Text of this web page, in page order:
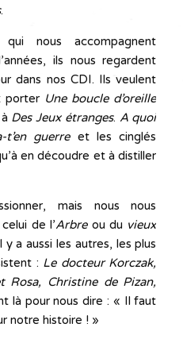
.
nous accompagnent
ils nous regardent
dans nos CDI. Ils veulent
Une boucle d’oreille
Des Jeux étranges. A quoi
t’en guerreet les cinglés
en découdre et à distiller
mais nous nous
de l’Arbreou du vieux
y a aussi les autres, les plus
: Le docteur Korczak,
Christine de Pizan,
là pour nous dire : « Il faut
notre histoire ! »